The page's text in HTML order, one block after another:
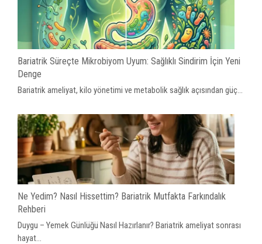
Bariatrik Süreçte Mikrobiyom Uyum: Sağlıklı Sindirim İçin Yeni
Denge
Bariatrik ameliyat, kilo yönetimi ve metabolik sağlık açısından güç...
Ne Yedim? Nasıl Hissettim? Bariatrik Mutfakta Farkındalık
Rehberi
Duygu – Yemek Günlüğü Nasıl Hazırlanır? Bariatrik ameliyat sonrası
hayat...